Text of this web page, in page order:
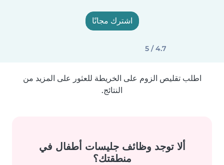
اشترك مجانًا
4.7 / 5
اطلب تقليص الزوم على الخريطة للعثور على المزيد من
النتائج.
ألا توجد وظائف جليسات أطفال في
منطقتك؟